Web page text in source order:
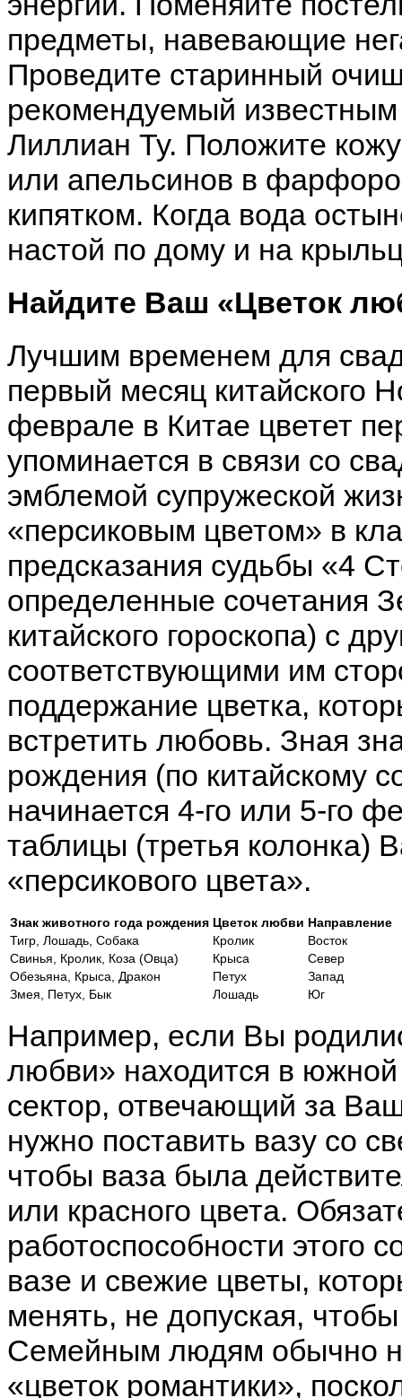
предметы, навевающие
Проведите старинный
рекомендуемый
Лиллиан Ту. Положите
или апельсинов в
кипятком. Когда вода
настой по дому и на
Найдите Ваш «Цветок
Лучшим временем для
первый месяц китайского
феврале в Китае цветет
упоминается в связи со
эмблемой супружеской
«персиковым цветом» в
предсказания судьбы «4
определенные сочетания
китайского гороскопа) с
соответствующими им
поддержание цветка,
встретить любовь. Зная
рождения (по китайскому
начинается 4-го или 5-го
таблицы (третья колонка)
«персикового цвета».
Знак животного года рождения Цветок любви Направление
Тигр, Лошадь, Собака
Кролик
Восток
Свинья, Кролик, Коза (Овца)
Крыса
Север
Обезьяна, Крыса, Дракон
Петух
Запад
Змея, Петух, Бык
Лошадь Юг
Например, если Вы
любви» находится в
сектор, отвечающий за
нужно поставить вазу со
чтобы ваза была
или красного цвета.
работоспособности этого
вазе и свежие цветы,
менять, не допуская,
Семейным людям обычно
«цветок романтики»,